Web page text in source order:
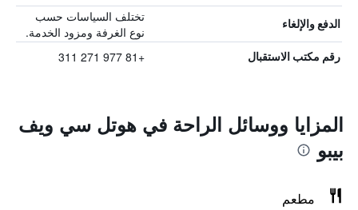
الدفع والإلغاء
تختلف السياسات حسب
نوع الغرفة ومزود الخدمة.
رقم مكتب الاستقبال +81 977 271 311
المزايا ووسائل الراحة في هوتل سي ويف
بيبو
مطعم